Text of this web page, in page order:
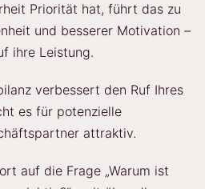
Priorität hat, führt das zu
und besserer Motivation –
ihre Leistung.
verbessert den Ruf Ihres
es für potenzielle
attraktiv.
auf die Frage „Warum ist